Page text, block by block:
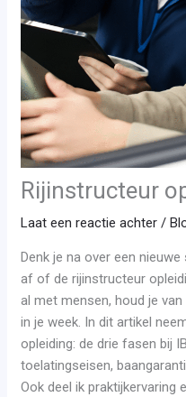
Rijinstructeur
Laat een reactie achter /
Denk je na over een
af of de rijinstructeur
al met mensen, houd je
in je week. In dit artikel
opleiding: de drie fasen bij
toelatingseisen,
Ook deel ik